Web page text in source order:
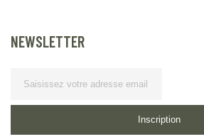
NEWSLETTER
Inscription